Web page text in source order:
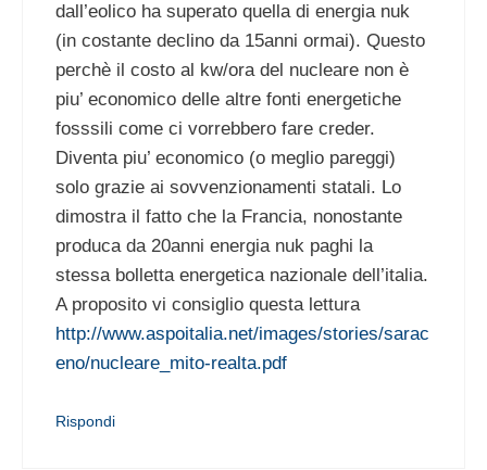
dall’eolico ha superato quella di energia nuk
(in costante declino da 15anni ormai). Questo
perchè il costo al kw/ora del nucleare non è
piu’ economico delle altre fonti energetiche
fosssili come ci vorrebbero fare creder.
Diventa piu’ economico (o meglio pareggi)
solo grazie ai sovvenzionamenti statali. Lo
dimostra il fatto che la Francia, nonostante
produca da 20anni energia nuk paghi la
stessa bolletta energetica nazionale dell’italia.
A proposito vi consiglio questa lettura
http://www.aspoitalia.net/images/stories/sarac
eno/nucleare_mito-realta.pdf
Rispondi